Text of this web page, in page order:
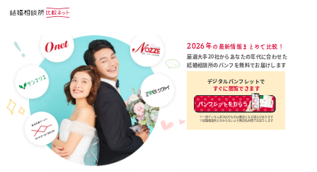
2026年 の最新情報まとめて比較！
厳選大手20社からあなたの年代に合わせた
結婚相談所のパンフを無料でお届けします
デジタルパンフレットで
すぐに閲覧できます
パンフレットをもらう
※一部デジタル非対応のものは郵送となる場合があります
※結婚相談所と分からないよう無記名封筒でお送りします